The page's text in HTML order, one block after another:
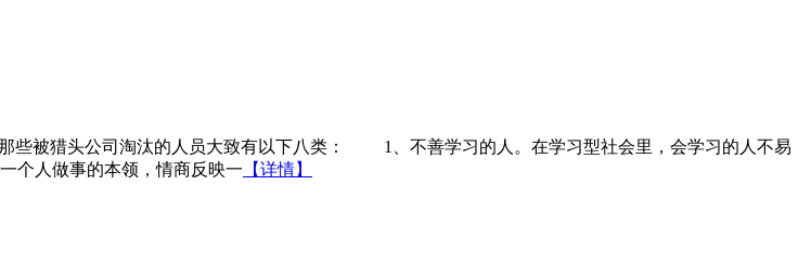
些被猎头公司淘汰的人员大致有以下八类： 1、不善学习的人。在学习型社会里，会学习的人不易
人做事的本领，情商反映一 【详情】